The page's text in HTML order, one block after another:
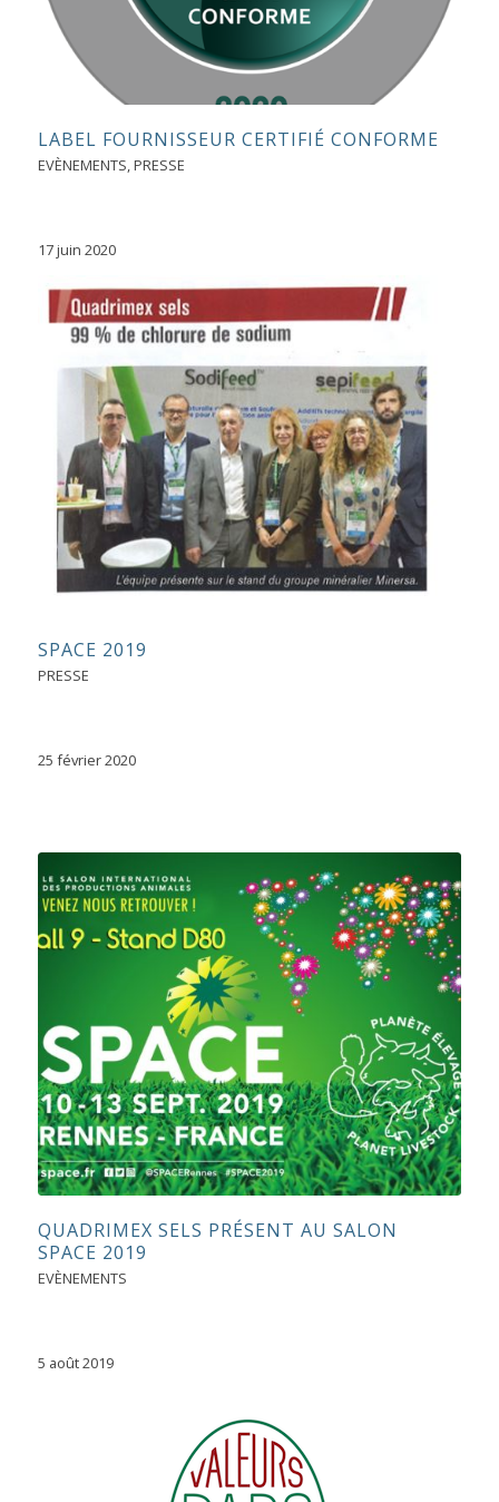
LABEL FOURNISSEUR CERTIFIÉ CONFORME
EVÈNEMENTS,PRESSE
17 juin 2020
SPACE 2019
PRESSE
25 février 2020
QUADRIMEX SELS PRÉSENT AU SALON
SPACE 2019
EVÈNEMENTS
5 août 2019